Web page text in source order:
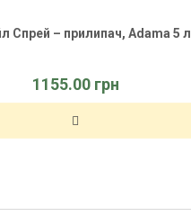
Спрей – прилипач, Adama 5 л
1155.00 грн